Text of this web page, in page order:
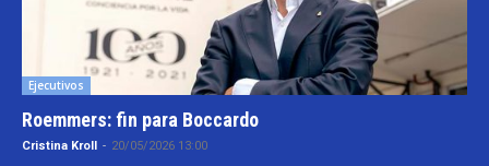
Ejecutivos
Roemmers: fin para Boccardo
Cristina Kroll - 20/05/2026 13:00